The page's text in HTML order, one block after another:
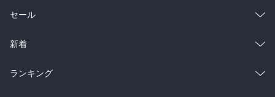
総合
ラノベ
雑誌・グラビア
セール
総合
ラノベ
新着
総合
ランキング